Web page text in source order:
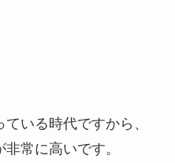
いる時代ですから、
常に高いです。